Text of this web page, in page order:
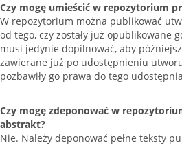
Czy mogę umieścić w repozytorium
W repozytorium można publikować
od tego, czy zostały już opublikowane
musi jedynie dopilnować, aby
zawierane już po udostępnieniu
pozbawiły go prawa do tego
Czy mogę zdeponować w
abstrakt?
Nie. Należy deponować pełne teksty